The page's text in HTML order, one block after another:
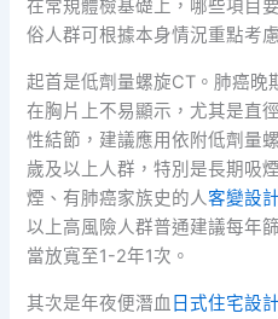
在常規體檢基礎上，哪些項目
俗人群可根據本身情況重點考
起首是低劑量螺旋CT。肺癌晚
在胸片上不易顯示，尤其是直
性結節，建議應用依附低劑量
歲及以上人群，特別是長期吸
煙、有肺癌家族史的人客變設
以上高風險人群普通建議每年
當放寬至1-2年1次。
其次是年夜便潛血 日式住宅設